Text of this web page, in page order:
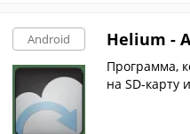
Android Helium -
Программа,
на SD-карту